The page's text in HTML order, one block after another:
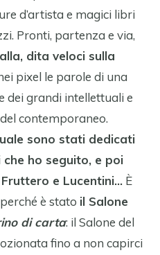
d’artista e magici libri
Pronti, partenza e via,
dita veloci sulla
pixel le parole di una
dei grandi intellettuali e
contemporaneo.
sono stati dedicati
ho seguito, e poi
e Lucentini… È
è stato il Salone
di carta: il Salone del
fino a non capirci